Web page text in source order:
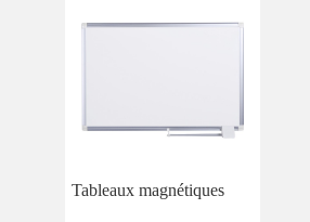
Tableaux magnétiques